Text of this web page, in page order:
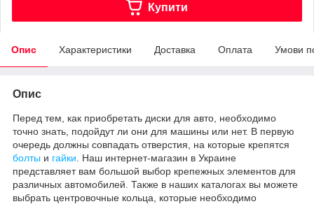
Купити
Опис Характеристики Доставка Оплата Умови
Опис
Перед тем, как приобретать диски для авто, необходимо
точно знать, подойдут ли они для машины или нет. В первую
очередь должны совпадать отверстия, на которые крепятся
болты и гайки . Наш интернет-магазин в Украине
представляет вам большой выбор крепежных элементов для
различных автомобилей. Также в наших каталогах вы можете
выбрать центровочные кольца, которые необходимо